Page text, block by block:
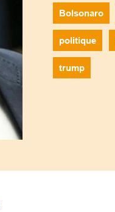
Bolsonaro
politique
trump